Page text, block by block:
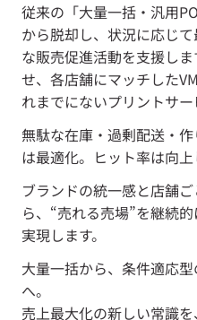
従来の「大量一括・汎用
から脱却し、状況に応じ
な販売促進活動を支援し
せ、各店舗にマッチした
れまでにないプリントサー
無駄な在庫・過剰配送・
は最適化。ヒット率は向上
ブランドの統一感と店舗
ら、“売れる売場”を継続
実現します。
大量一括から、条件適応
へ。
売上最大化の新しい常識を